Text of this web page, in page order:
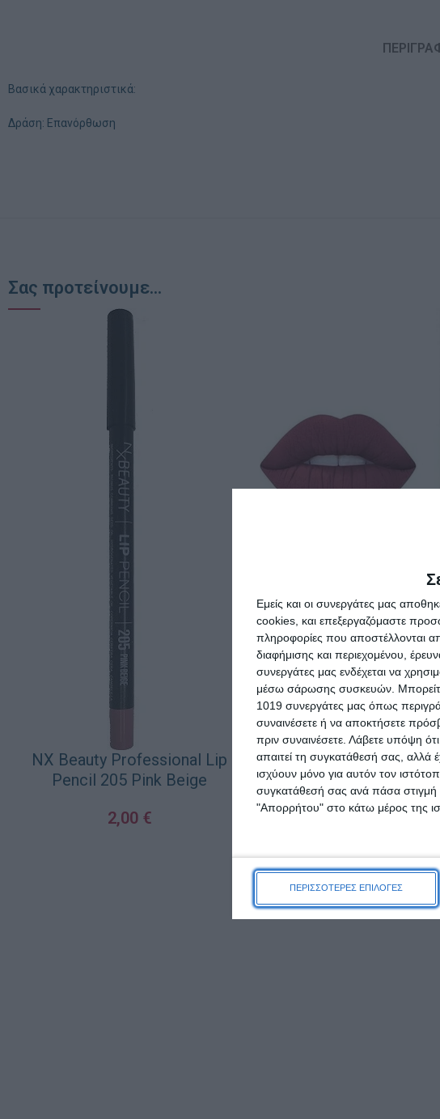
Εμείς και οι συνεργάτες μας
cookies, και επεξεργαζόμαστε
πληροφορίες που αποστέλλονται
διαφήμισης και περιεχομένου,
συνεργάτες μας ενδέχεται να
μέσω σάρωσης συσκευών. Μπορείτε
1019 συνεργάτες μας όπως
συναινέσετε ή να αποκτήσετε
πριν συναινέσετε. Λάβετε υπόψη
απαιτεί τη συγκατάθεσή σας, αλλά
ισχύουν μόνο για αυτόν τον
συγκατάθεσή σας ανά πάσα στιγμή
"Απορρήτου" στο κάτω μέρος της
ΠΕΡΙΣΣΟΤΕΡΕΣ ΕΠΙΛΟΓΕΣ
Βασικά χαρακτηριστικά:
Δράση: Επανόρθωση
Σας προτείνουμε...
NX Beauty Professional Lip
Pencil 205 Pink Beige
2,00 €
NX Beauty
Longstay 104
4,00€
ΠΡΟΣΘΉΚΗ ΣΤΟ ΚΑΛΆΘΙ